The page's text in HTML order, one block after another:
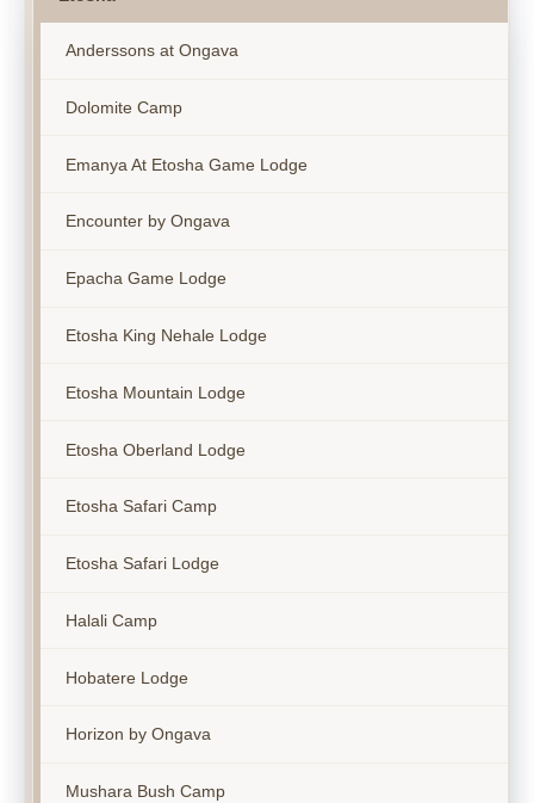
Anderssons at Ongava
Dolomite Camp
Emanya At Etosha Game Lodge
Encounter by Ongava
Epacha Game Lodge
Etosha King Nehale Lodge
Etosha Mountain Lodge
Etosha Oberland Lodge
Etosha Safari Camp
Etosha Safari Lodge
Halali Camp
Hobatere Lodge
Horizon by Ongava
Mushara Bush Camp